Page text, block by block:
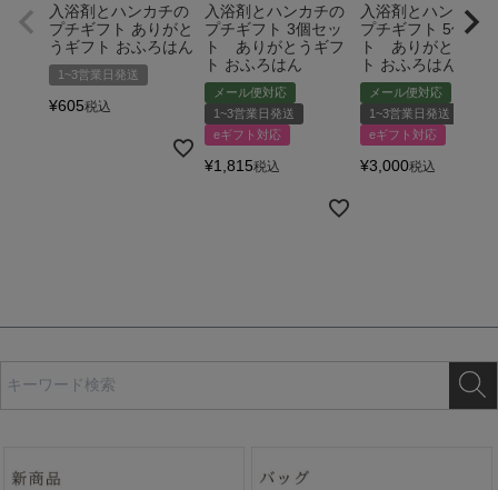
入浴剤とハンカチの
プチギフト ありがと
うギフト おふろはん
1~3営業日発送
¥605税込
入浴剤とハンカチの
プチギフト 3個セッ
ト ありがとうギフ
ト おふろはん
メール便対応
1~3営業日発送
eギフト対応
¥1,815税込
入浴剤とハンカチ
プチギフト 5個セッ
ト ありがとうギ
ト おふろはん
メール便対応
1~3営業日発送
eギフト対応
¥3,000税込